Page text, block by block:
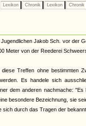
Lexikon Chronik Lexikon Chronik
Jakob Sch. vor der
Meter von der Reederei
Treffen ohne bestimmten
Es handele sich
dem anderen nachmache:
besondere Bezeichnung, sie
sich durch das Tragen der